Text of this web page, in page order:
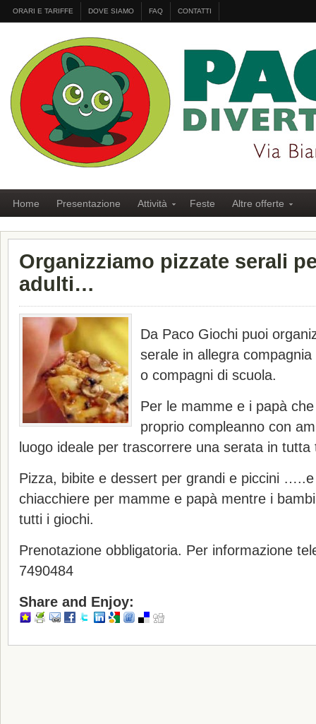
ORARI E TARIFFE DOVE SIAMO FAQ CONTATTI
Home Presentazione Attività Feste Altre offerte
Organizziamo pizzate serali
adulti…
Da Paco Giochi puoi
serale in allegra
o compagni di scuola.
Per le mamme e i papà
proprio compleanno con
luogo ideale per trascorrere una serata in tutta
Pizza, bibite e dessert per grandi e piccini
chiacchiere per mamme e papà mentre i
tutti i giochi.
Prenotazione obbligatoria. Per informazione
7490484
Share and Enjoy: